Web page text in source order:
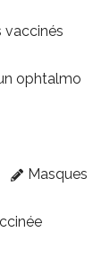
vaccinés
ophtalmo
Masques